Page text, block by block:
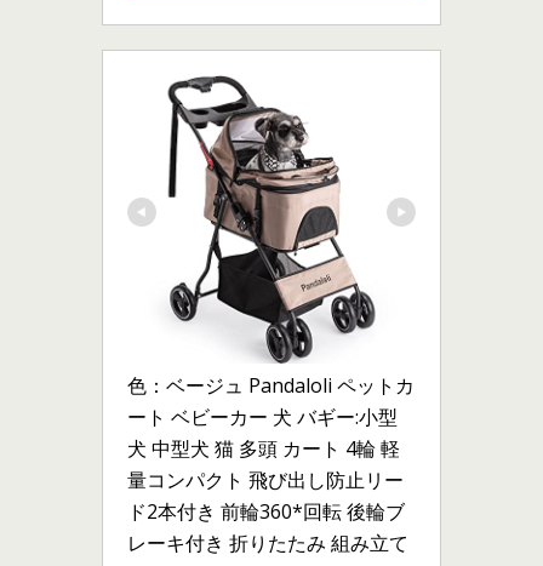
色：ベージュ Pandaloli ペットカ
ート ベビーカー 犬 バギー:小型
犬 中型犬 猫 多頭 カート 4輪 軽
量コンパクト 飛び出し防止リー
ド2本付き 前輪360*回転 後輪ブ
レーキ付き 折りたたみ 組み立て